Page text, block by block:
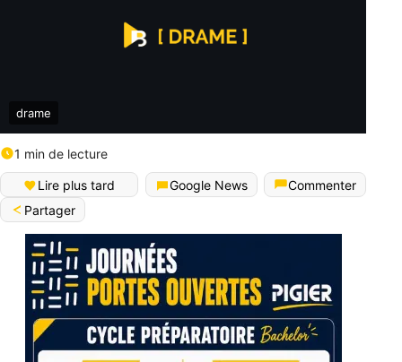
drame
1 min de lecture
Lire plus tard Google News
Commenter
Partager